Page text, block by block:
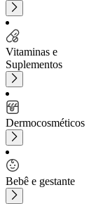
Vitaminas e
Suplementos
Dermocosméticos
Bebê e gestante